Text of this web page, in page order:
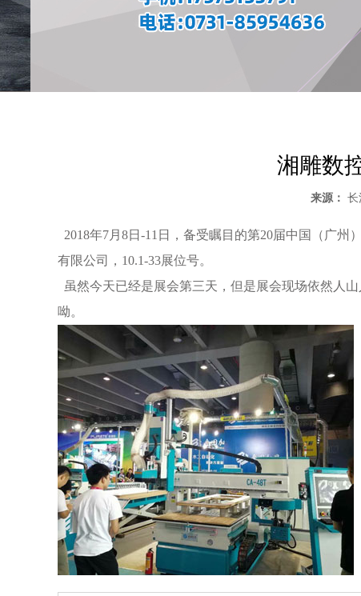
湘雕数
来源： 长
2018年7月8日-11日，备受瞩目的第20届中国（广
有限公司，10.1-33展位号。
虽然今天已经是展会第三天，但是展会现场依然人
呦。